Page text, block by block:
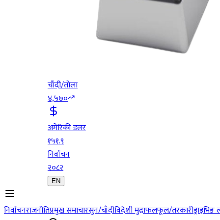
चाँदी/तोला
४,५७०
अमेरिकी डलर
१५१.९
निर्वाचन
२०८२
EN
निर्वाचनराजनीतिप्रमुख समाचारसुन/चाँदीविदेशी मुद्राफलफूल/तरकारी